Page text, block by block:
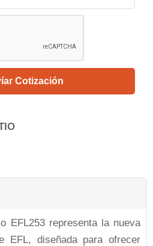
Cotización
EFL253 representa la nueva
EFL, diseñada para ofrecer